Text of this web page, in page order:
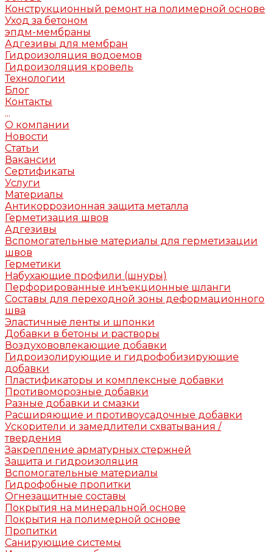
Конструкционный ремонт на полимерной основе
Уход за бетоном
эпдм-мембраны
Адгезивы для мембран
Гидроизоляция водоемов
Гидроизоляция кровель
Технологии
Блог
Контакты
...
О компании
Новости
Статьи
Вакансии
Сертификаты
Услуги
Материалы
Антикоррозионная защита металла
Герметизация швов
Адгезивы
Вспомогательные материалы для герметизации
швов
Герметики
Набухающие профили (шнуры)
Перфорированные инъекционные шланги
Составы для переходной зоны деформационного
шва
Эластичные ленты и шпонки
Добавки в бетоны и растворы
Воздухововлекающие добавки
Гидроизолирующие и гидрофобизирующие
добавки
Пластификаторы и комплексные добавки
Противоморозные добавки
Разные добавки и смазки
Расширяющие и противоусадочные добавки
Ускорители и замедлители схватывания /
твердения
Закрепление арматурных стержней
Защита и гидроизоляция
Вспомогательные материалы
Гидрофобные пропитки
Огнезащитные составы
Покрытия на минеральной основе
Покрытия на полимерной основе
Пропитки
Санирующие системы